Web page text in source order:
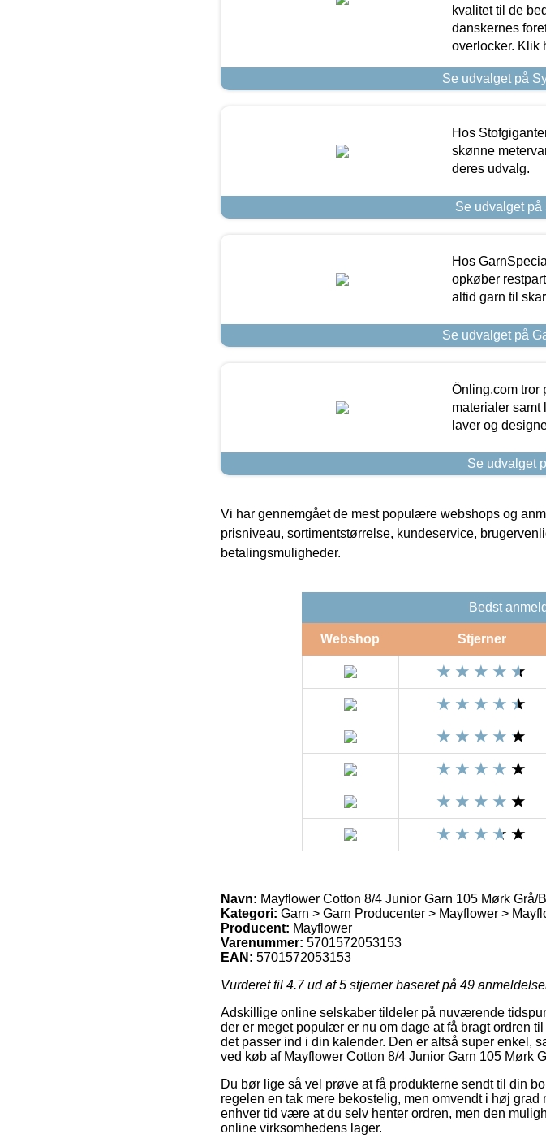
kvalitet til de
danskernes
overlocker. Klik
Se udvalget på
Hos
skønne
deres udvalg.
Se udvalget
Hos
opkøber
altid garn til
Se udvalget på
Önling.com tror
materialer
laver og
Se udvalget
Vi har gennemgået de mest populære webshops og
prisniveau, sortimentstørrelse, kundeservice,
betalingsmuligheder.
Bedst
Webshop Stjerner
Navn: Mayflower Cotton 8/4 Junior Garn 105 Mørk Grå/
Kategori: Garn > Garn Producenter > Mayflower >
Producent: Mayflower
Varenummer: 5701572053153
EAN: 5701572053153
Vurderet til 4.7ud af 5 stjerner baseret på 49
Adskillige online selskaber tildeler på nuværende
der er meget populær er nu om dage at få bragt ordren
det passer ind i din kalender. Den er altså super enkel,
ved køb af Mayflower Cotton 8/4 Junior Garn 105 Mørk
Du bør lige så vel prøve at få produkterne sendt til din
regelen en tak mere bekostelig, men omvendt i høj
enhver tid være at du selv henter ordren, men den
online virksomhedens lager.